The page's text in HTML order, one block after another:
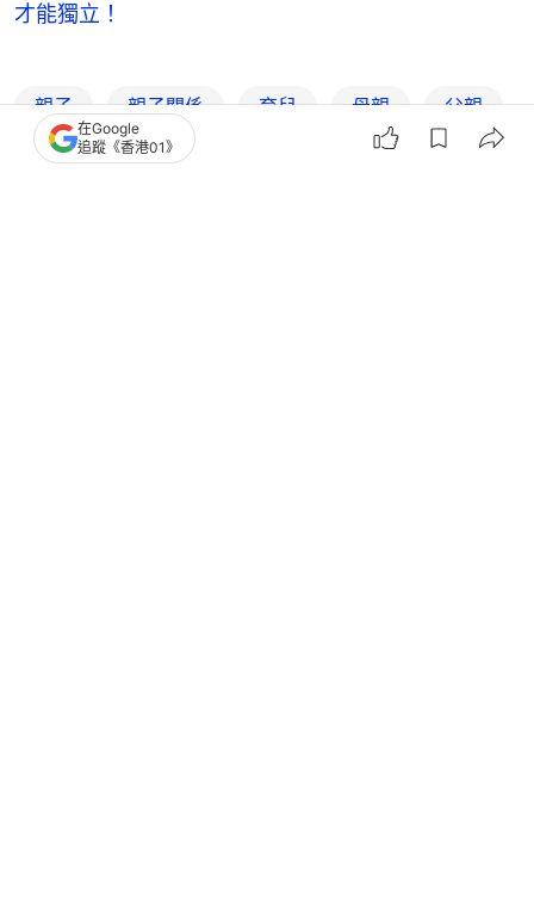
才能獨立！
親子 親子關係 育兒 母親 父親
陳家樂 連詩雅
在Google
追蹤《香港01》